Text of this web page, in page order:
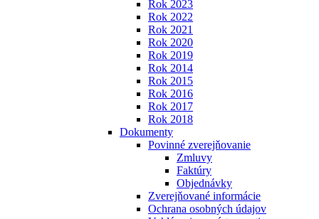
Rok 2023
Rok 2022
Rok 2021
Rok 2020
Rok 2019
Rok 2014
Rok 2015
Rok 2016
Rok 2017
Rok 2018
Dokumenty
Povinné zverejňovanie
Zmluvy
Faktúry
Objednávky
Zverejňované informácie
Ochrana osobných údajov